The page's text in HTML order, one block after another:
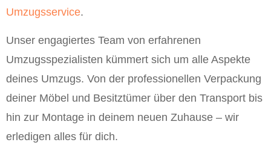
Umzugsservice.
Unser engagiertes Team von erfahrenen
Umzugsspezialisten kümmert sich um alle Aspekte
deines Umzugs. Von der professionellen Verpackung
deiner Möbel und Besitztümer über den Transport bis
hin zur Montage in deinem neuen Zuhause – wir
erledigen alles für dich.